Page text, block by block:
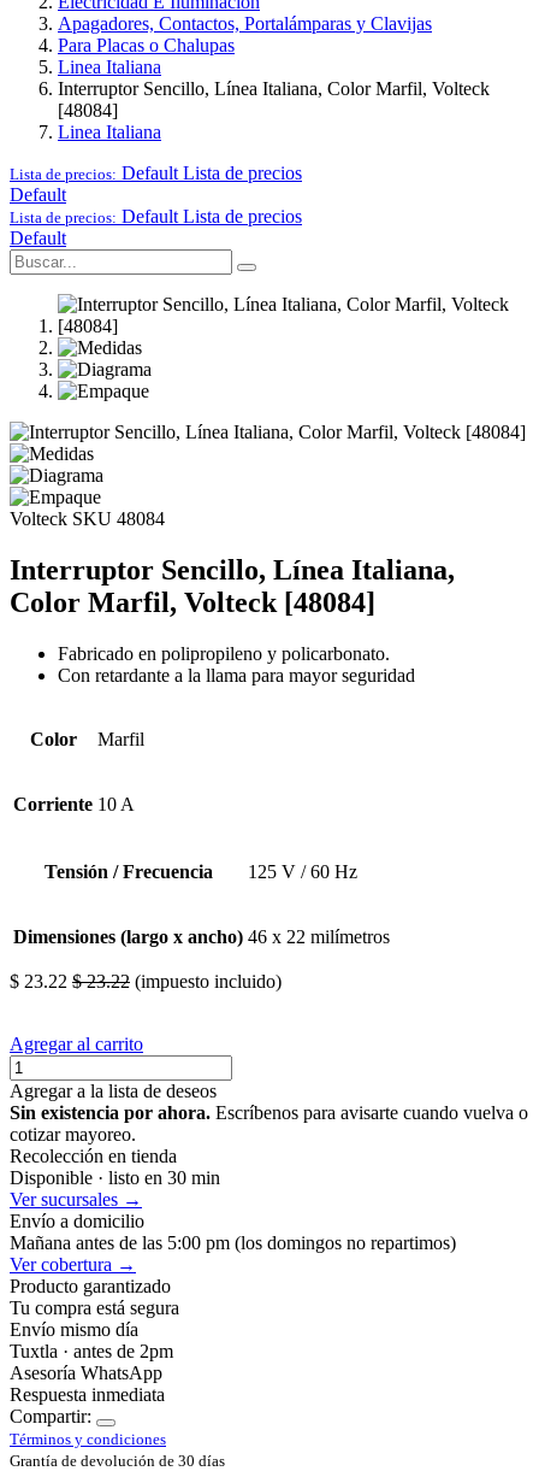
Apagadores, Contactos, Portalámparas y Clavijas
Para Placas o Chalupas
Linea Italiana
Interruptor Sencillo, Línea Italiana, Color Marfil, Volteck
[48084]
Linea Italiana
Lista de precios: Default Lista de precios
Default
Lista de precios: Default Lista de precios
Default
Volteck SKU 48084
Interruptor Sencillo, Línea Italiana,
Color Marfil, Volteck [48084]
Fabricado en polipropileno y policarbonato.
Con retardante a la llama para mayor seguridad
Color Marfil
Corriente 10 A
Tensión / Frecuencia 125 V / 60 Hz
Dimensiones (largo x ancho) 46 x 22 milímetros
$ 23.22 $23.22 (impuesto incluido)
Agregar al carrito
Agregar a la lista de deseos
Sin existencia por ahora. Escríbenos para avisarte cuando vuelva o
cotizar mayoreo.
Recolección en tienda
Disponible · listo en 30 min
Ver sucursales →
Envío a domicilio
Mañana antes de las 5:00 pm (los domingos no repartimos)
Ver cobertura →
Producto garantizado
Tu compra está segura
Envío mismo día
Tuxtla · antes de 2pm
Asesoría WhatsApp
Respuesta inmediata
Compartir:
Términos y condiciones
Grantía de devolución de 30 días